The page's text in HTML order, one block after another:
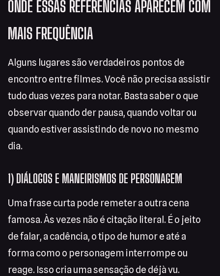
ONDE ESSAS REFERÊNCIAS APARECEM COM
MAIS FREQUÊNCIA
Alguns lugares são verdadeiros pontos de
encontro entre filmes. Você não precisa assistir
tudo duas vezes para notar. Basta saber o que
observar quando der pausa, quando voltar ou
quando estiver assistindo de novo no mesmo
dia.
1) DIÁLOGOS E MANEIRISMOS DE PERSONAGEM
Uma frase curta pode remeter a outra cena
famosa. Às vezes não é citação literal. É o jeito
de falar, a cadência, o tipo de humor e até a
forma como o personagem interrompe ou
reage. Isso cria uma sensação de déjà vu.